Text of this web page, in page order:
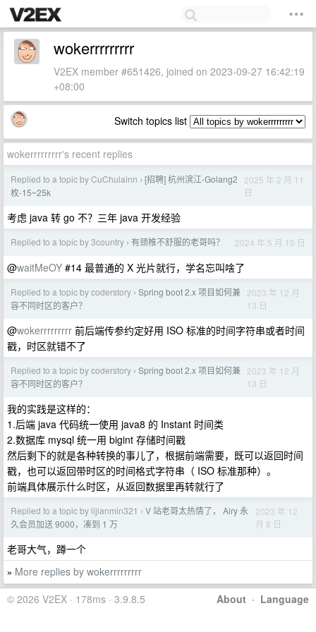
wokerrrrrrrrr
V2EX member #651426, joined on 2023-09-27 16:42:19
+08:00
Switch topics list
wokerrrrrrrrr's recent replies
Replied to a topic by CuChulainn › [招聘] 杭州滨江-Golang2
枚-15~25k
2025 年 2 月 11
日
考虑 java 转 go 不？三年 java 开发经验
Replied to a topic by 3country › 有颈椎不舒服的老哥吗？ 2024 年 5 月 15 日
@waitMeOY #14 最普通的 X 光片就行，学名忘叫啥了
Replied to a topic by coderstory › Spring boot 2.x 项目如何兼
容不同时区的客户？
2023 年 12 月
13 日
@wokerrrrrrrrr 前后端传参约定好用 ISO 标准的时间字符串或者时间
戳，时区就错不了
Replied to a topic by coderstory › Spring boot 2.x 项目如何兼
容不同时区的客户？
2023 年 12 月
13 日
我的实践是这样的：
1.后端 java 代码统一使用 java8 的 Instant 时间类
2.数据库 mysql 统一用 bigint 存储时间戳
然后剩下的就是各种转换的事儿了，根据前端需要，既可以返回时间
戳，也可以返回带时区的时间格式字符串（ ISO 标准那种）。
前端具体展示什么时区，从返回数据里再转就行了
Replied to a topic by lijianmin321 › V 站老哥太热情了， Airy 永
久会员加送 9000，凑到 1 万
2023 年 12
月 8 日
老哥大气，蹲一个
» More replies by wokerrrrrrrrr
About · Language
© 2026 V2EX · 178ms · 3.9.8.5